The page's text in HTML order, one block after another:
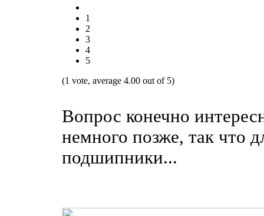
1
2
3
4
5
(1 vote, average 4.00 out of 5)
Вопрос конечно
немного позже, так что
подшипники...